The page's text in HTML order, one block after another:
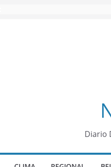
Diario